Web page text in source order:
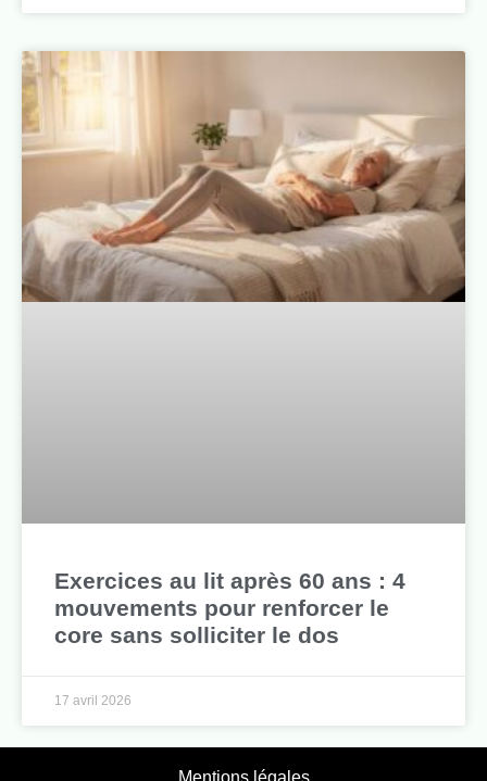
Exercices au lit après 60 ans : 4
mouvements pour renforcer le
core sans solliciter le dos
17 avril 2026